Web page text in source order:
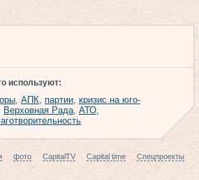
используют:
, АПК, партии, кризис на юго-
Верховная Рада, АТО,
фото CapitalTV Capital time
Спецпроекты